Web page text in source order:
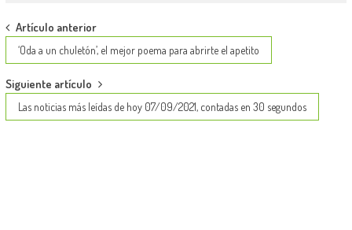
Post
navigation
Artículo anterior
‘Oda a un chuletón’, el mejor poema para abrirte el apetito
Siguiente artículo
Las noticias más leídas de hoy 07/09/2021, contadas en 30 segundos